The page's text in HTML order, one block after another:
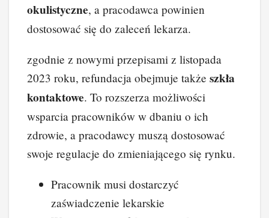
okulistyczne, a pracodawca powinien
dostosować się do zaleceń lekarza.
zgodnie z nowymi przepisami z listopada
2023 roku, refundacja obejmuje także szkła
kontaktowe. To rozszerza możliwości
wsparcia pracowników w dbaniu o ich
zdrowie, a pracodawcy muszą dostosować
swoje regulacje do zmieniającego się rynku.
Pracownik musi dostarczyć
zaświadczenie lekarskie